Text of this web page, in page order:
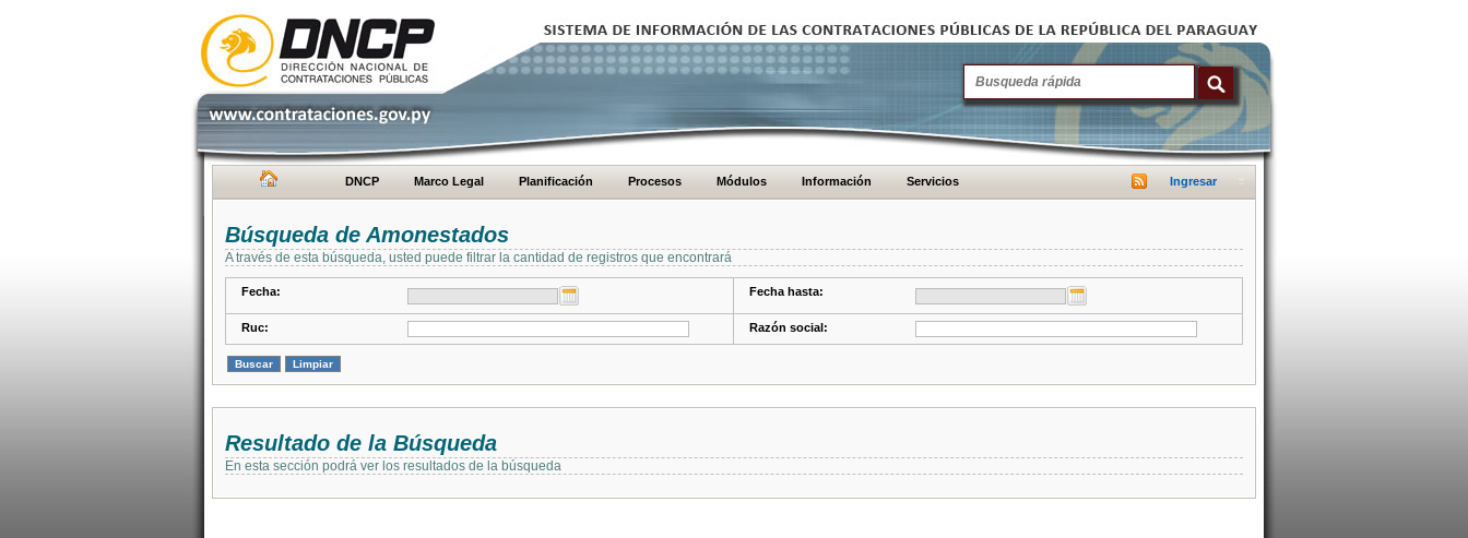
DNCP Marco Legal Planificación Procesos Módulos Información Servicios Ingresar
Búsqueda de Amonestados
A través de esta búsqueda, usted puede filtrar la cantidad de registros que encontrará
Fecha: Fecha hasta:
Ruc: Razón social:
Resultado de la Búsqueda
En esta sección podrá ver los resultados de la búsqueda